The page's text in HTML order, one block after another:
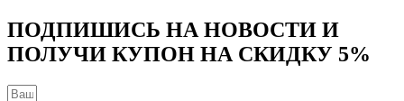
на
странице
товара.
ПОДПИШИСЬ НА НОВОСТИ И
ПОЛУЧИ КУПОН НА СКИДКУ 5%